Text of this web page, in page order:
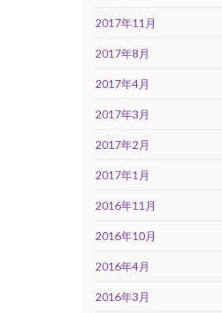
2017年11月
2017年8月
2017年4月
2017年3月
2017年2月
2017年1月
2016年11月
2016年10月
2016年4月
2016年3月